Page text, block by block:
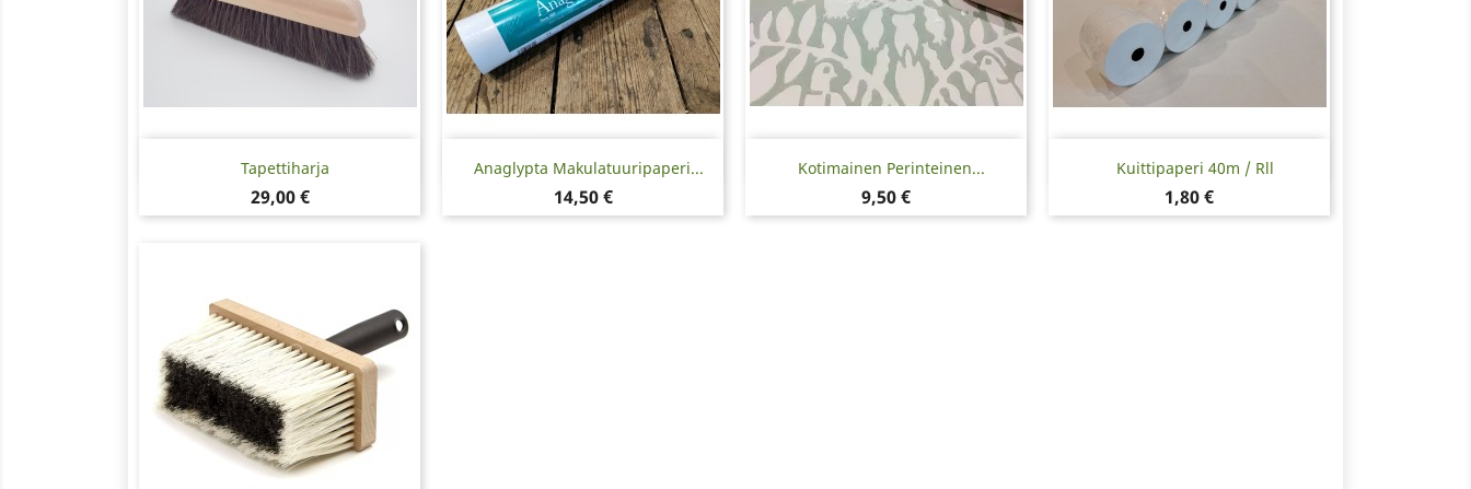
Tapettiharja
Hinta
29,00 €
Pikakatselu Anaglypta Makulatuuripaperi...
Hinta
14,50 €
Pikakatselu Kotimainen Perinteinen...
Hinta
9,50 €
Pikakatselu Kuittipaperi 40m / Rll
Hinta
1,80 €
Pikakatselu